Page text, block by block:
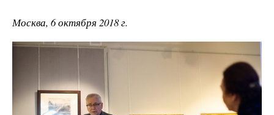
Москва, 6 октября 2018 г.